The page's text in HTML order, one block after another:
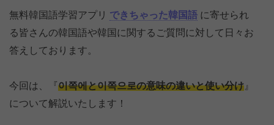
無料韓国語学習アプリ できちゃった韓国語 に寄せられ
る皆さんの韓国語や韓国に関するご質問に対して日々お
答えしております。
今回は、『이쪽에と이쪽으로の意味の違いと使い分け 』
について解説いたします！